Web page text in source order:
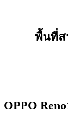
พื้นที่ส
OPPO